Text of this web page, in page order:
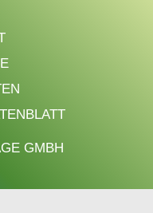
GMBH